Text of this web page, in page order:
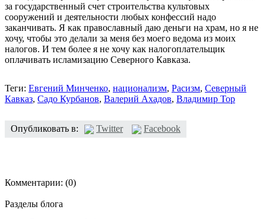
за государственный счет строительства культовых
сооружений и деятельности любых конфессий надо
заканчивать. Я как православный даю деньги на храм, но я не
хочу, чтобы это делали за меня без моего ведома из моих
налогов. И тем более я не хочу как налогоплательщик
оплачивать исламизацию Северного Кавказа.
Теги: Евгений Минченко, национализм, Расизм, Северный
Кавказ, Садо Курбанов, Валерий Ахадов, Владимир Тор
Опубликовать в: Twitter Facebook
Комментарии: (0)
Разделы блога